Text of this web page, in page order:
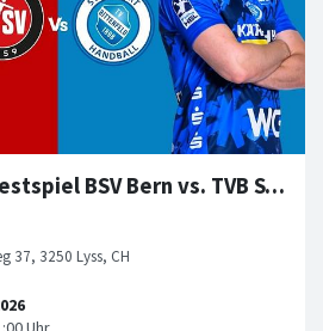
Internationales Testspiel BSV Bern vs. TVB Stuttgart
37, 3250 Lyss, CH